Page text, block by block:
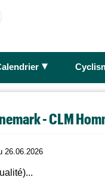
►
- CLM
26.06.2026